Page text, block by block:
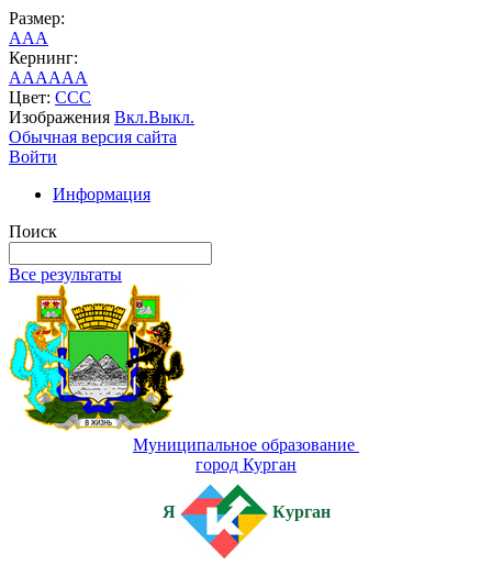
Размер:
AAA
Кернинг:
AAAAAA
Цвет: CCC
Изображения Вкл.Выкл.
Обычная версия сайта
Войти
Информация
Поиск
Все результаты
Муниципальное образование
город Курган
Я Курган